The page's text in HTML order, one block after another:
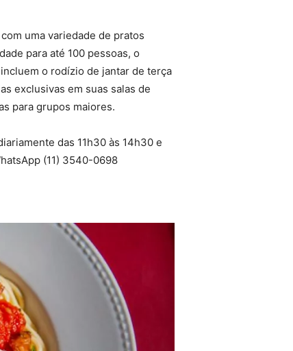
uma variedade de pratos
para até 100 pessoas, o
o rodízio de jantar de terça
exclusivas em suas salas de
para grupos maiores.
das 11h30 às 14h30 e
(11) 3540-0698